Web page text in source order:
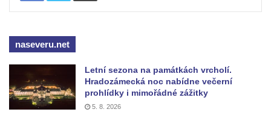
Pomník obětem 1. světové války na
Hrob Aloise Podrábského na hřbitově v
Račicích
Pamětní deska Miroslava Švice na domě
naseveru.net
Letní sezona na památkách vrcholí.
Hradozámecká noc nabídne večerní
prohlídky i mimořádné zážitky
5. 8. 2026